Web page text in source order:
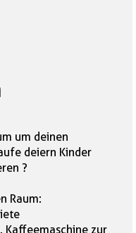
um deinen
deiern Kinder
?
Raum:
Kaffeemaschine zur